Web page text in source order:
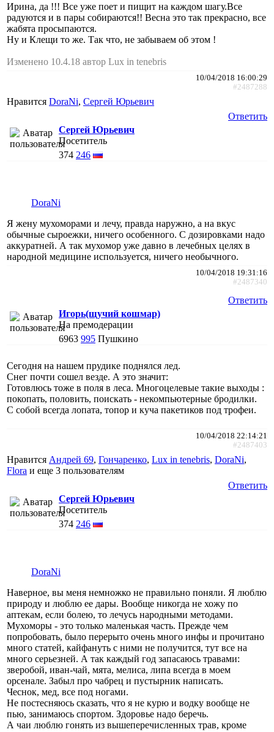
Ирина, да !!! Все уже поет и пищит на каждом шагу.Все
радуются и в пары собираются!! Весна это так прекрасно, все
жабята просыпаются.
Ну и Клещи то же. Так что, не забываем об этом !
Изменено 10.4.18 автор Lux in tenebris
10/04/2018 16:00:29
#2487288
Нравится DoraNi, Сергей Юрьевич
Ответить
Сергей Юрьевич
Посетитель
374 246
DoraNi
Я жену мухоморами и лечу, правда наружно, а на вкус
обычные сыроежки, ничего особенного. С дозировками надо
аккуратней. А так мухомор уже давно в лечебных целях в
народной медицине используется, ничего необычного.
10/04/2018 19:31:16
#2487340
Ответить
Игорь(щучий кошмар)
На премодерации
6963 995 Пушкино
Сегодня на нашем прудике поднялся лед.
Снег почти сошел везде. А это значит:
Готовлюсь тоже в поля в леса. Многоцелевые такие выходы :
покопать, половить, поискать - некомпьютерные бродилки.
С собой всегда лопата, топор и куча пакетиков под трофеи.
10/04/2018 22:14:21
#2487403
Нравится Андрей 69, Гончаренко, Lux in tenebris, DoraNi,
Flora и еще 3 пользователям
Ответить
Сергей Юрьевич
Посетитель
374 246
DoraNi
Наверное, вы меня немножко не правильно поняли. Я люблю
природу и люблю ее дары. Вообще никогда не хожу по
аптекам, если болею, то лечусь народными методами.
Мухоморы - это только маленькая часть. Прежде чем
попробовать, было перерыто очень много инфы и прочитано
много статей, кайфануть с ними не получится, тут все на
много серьезней. А так каждый год запасаюсь травами:
зверобой, иван-чай, мята, мелиса, липа всегда в моем
орсенале. Забыл про чабрец и пустырник написать.
Чеснок, мед, все под ногами.
Не постесняюсь сказать, что я не курю и водку вообще не
пью, занимаюсь спортом. Здоровье надо беречь.
А чаи люблю гонять из вышеперечисленных трав, кроме